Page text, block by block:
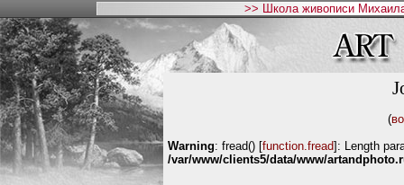
>> Школа живописи
(
Warning: fread() [function.fread]: Length
/var/www/clients5/data/www/